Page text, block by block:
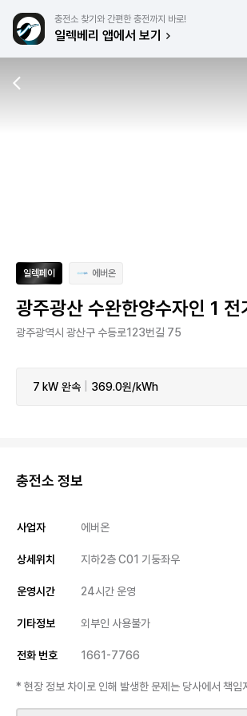
충전소 찾기와 간편한 충전까지 바로!
일렉베리 앱에서 보기
일렉페이 에버온
광주광산 수완한양수자인 1 전
광주광역시 광산구 수등로123번길 75
7 kW 완속 369.0원/kWh
충전소 정보
사업자 에버온
상세위치 지하2층 C01 기둥좌우
운영시간 24시간 운영
기타정보 외부인 사용불가
전화 번호 1661-7766
* 현장 정보 차이로 인해 발생한 문제는 당사에서 책임